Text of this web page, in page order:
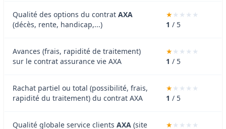
Qualité des options du contrat AXA
(décès, rente, handicap,...)
1 / 5
Avances (frais, rapidité de traitement)
sur le contrat assurance vie AXA
1 / 5
Rachat partiel ou total (possibilité, frais,
rapidité du traitement) du contrat AXA
1 / 5
Qualité globale service clients AXA (site